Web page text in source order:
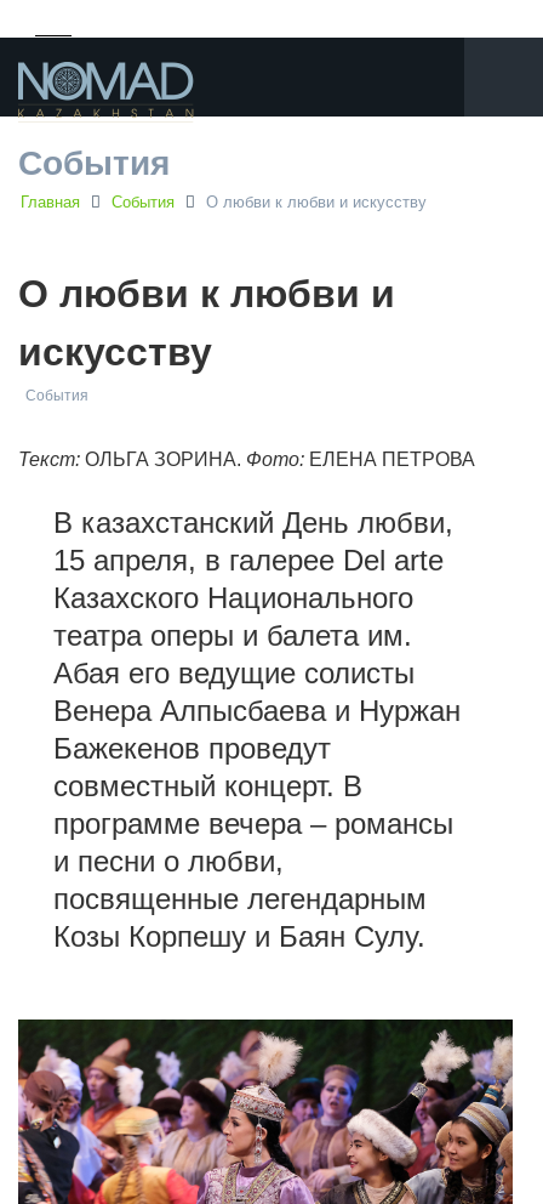
События
Главная События О любви к любви и искусству
О любви к любви и
искусству
События
Текст: ОЛЬГА ЗОРИНА. Фото: ЕЛЕНА ПЕТРОВА
В казахстанский День любви,
15 апреля, в галерее Del arte
Казахского Национального
театра оперы и балета им.
Абая его ведущие солисты
Венера Алпысбаева и Нуржан
Бажекенов проведут
совместный концерт. В
программе вечера – романсы
и песни о любви,
посвященные легендарным
Козы Корпешу и Баян Сулу.